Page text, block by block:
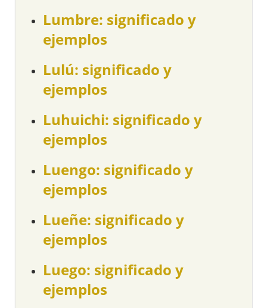
Lumbre: significado y
ejemplos
Lulú: significado y
ejemplos
Luhuichi: significado y
ejemplos
Luengo: significado y
ejemplos
Lueñe: significado y
ejemplos
Luego: significado y
ejemplos